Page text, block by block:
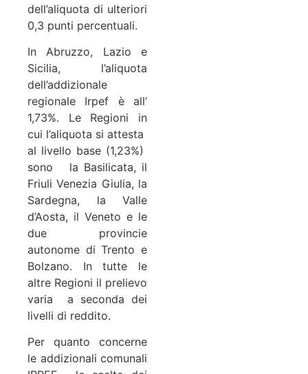
dell’aliquota di ulteriori
0,3 punti percentuali.
In Abruzzo, Lazio e
Sicilia, l’aliquota
dell’addizionale
regionale Irpef è all’
1,73%. Le Regioni in
cui l’aliquota si attesta
al livello base (1,23%)
sono la Basilicata, il
Friuli Venezia Giulia, la
Sardegna, la Valle
d’Aosta, il Veneto e le
due provincie
autonome di Trento e
Bolzano. In tutte le
altre Regioni il prelievo
varia a seconda dei
livelli di reddito.
Per quanto concerne
le addizionali comunali